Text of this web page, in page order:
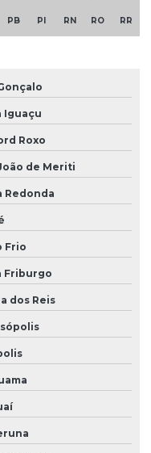
PB PI RN RO RR
Iguaçu
Roxo
de Meriti
Redonda
Frio
Friburgo
dos Reis